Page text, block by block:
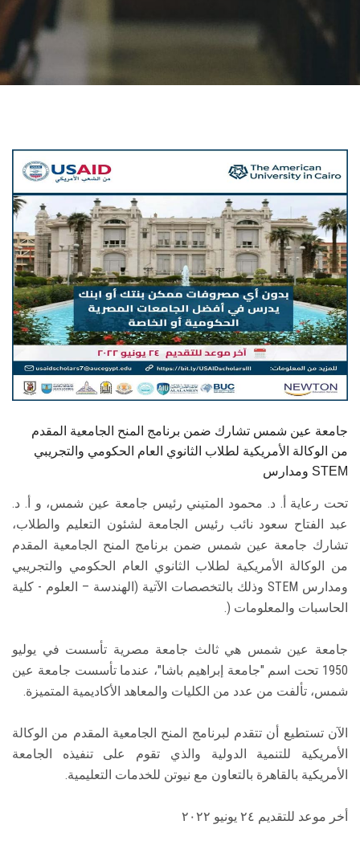
الإعلام
تواصل معنا
هيئة التدريس
الدراسات العليا
الخريجين
الموظفون
الزائـرون
سجل الان
جامعة عين شمس تشارك ضمن برنامج المنح الجامعية المقدم
من الوكالة الأمريكية لطلاب الثانوي العام الحكومي والتجريبي
ومدارس STEM
تحت رعاية أ. د. محمود المتيني رئيس جامعة عين شمس، و أ. د.
عبد الفتاح سعود نائب رئيس الجامعة لشئون التعليم والطلاب،
تشارك جامعة عين شمس ضمن برنامج المنح الجامعية المقدم
من الوكالة الأمريكية لطلاب الثانوي العام الحكومي والتجريبي
ومدارس STEM وذلك بالتخصصات الآتية (الهندسة – العلوم - كلية
الحاسبات والمعلومات (.
جامعة عين شمس هي ثالث جامعة مصرية تأسست في يوليو
1950 تحت اسم "جامعة إبراهيم باشا"، عندما تأسست جامعة عين
شمس، تألفت من عدد من الكليات والمعاهد الأكاديمية المتميزة.
الآن تستطيع أن تتقدم لبرنامج المنح الجامعية المقدم من الوكالة
الأمريكية للتنمية الدولية والذي تقوم على تنفيذه الجامعة
الأمريكية بالقاهرة بالتعاون مع نيوتن للخدمات التعليمية.
أخر موعد للتقديم ٢٤ يونيو ٢٠٢٢